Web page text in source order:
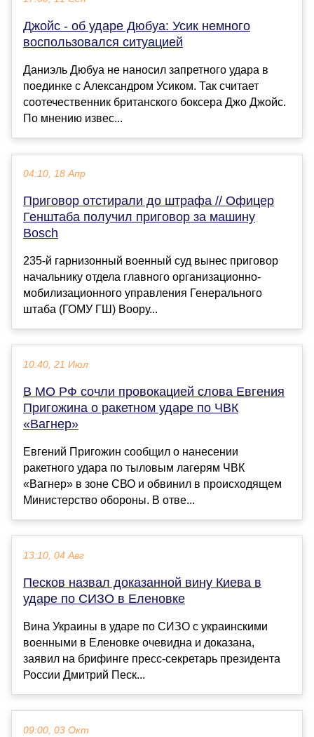
Джойс - об ударе Дюбуа: Усик немного
воспользовался ситуацией
Даниэль Дюбуа не наносил запретного удара в
поединке с Александром Усиком. Так считает
соотечественник британского боксера Джо Джойс.
По мнению извес...
04:10, 18 Апр
Приговор отстирали до штрафа // Офицер
Генштаба получил приговор за машину
Bosch
235-й гарнизонный военный суд вынес приговор
начальнику отдела главного организационно-
мобилизационного управления Генерального
штаба (ГОМУ ГШ) Воору...
10:40, 21 Июл
В МО РФ сочли провокацией слова Евгения
Пригожина о ракетном ударе по ЧВК
«Вагнер»
Евгений Пригожин сообщил о нанесении
ракетного удара по тыловым лагерям ЧВК
«Вагнер» в зоне СВО и обвинил в происходящем
Министерство обороны. В отве...
13:10, 04 Авг
Песков назвал доказанной вину Киева в
ударе по СИЗО в Еленовке
Вина Украины в ударе по СИЗО с украинскими
военными в Еленовке очевидна и доказана,
заявил на брифинге пресс-секретарь президента
России Дмитрий Песк...
09:00, 03 Окт